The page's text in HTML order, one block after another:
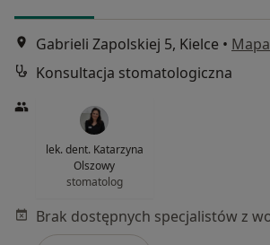
Gabrieli Zapolskiej 5, Kielce • Mapa
Konsultacja stomatologiczna
lek. dent. Katarzyna
Olszowy
stomatolog